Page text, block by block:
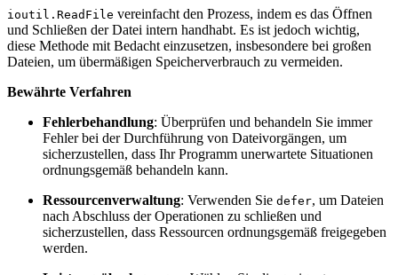
ioutil.ReadFile vereinfacht den Prozess, indem es das Öffnen
und Schließen der Datei intern handhabt. Es ist jedoch wichtig,
diese Methode mit Bedacht einzusetzen, insbesondere bei großen
Dateien, um übermäßigen Speicherverbrauch zu vermeiden.
Bewährte Verfahren
Fehlerbehandlung: Überprüfen und behandeln Sie immer
Fehler bei der Durchführung von Dateivorgängen, um
sicherzustellen, dass Ihr Programm unerwartete Situationen
ordnungsgemäß behandeln kann.
Ressourcenverwaltung: Verwenden Sie defer, um Dateien
nach Abschluss der Operationen zu schließen und
sicherzustellen, dass Ressourcen ordnungsgemäß freigegeben
werden.